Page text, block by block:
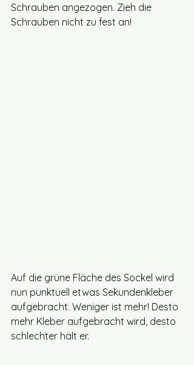
Schrauben angezogen. Zieh die
Schrauben nicht zu fest an!
Auf die grüne Fläche des Sockel wird
nun punktuell etwas Sekundenkleber
aufgebracht. Weniger ist mehr! Desto
mehr Kleber aufgebracht wird, desto
schlechter hält er.